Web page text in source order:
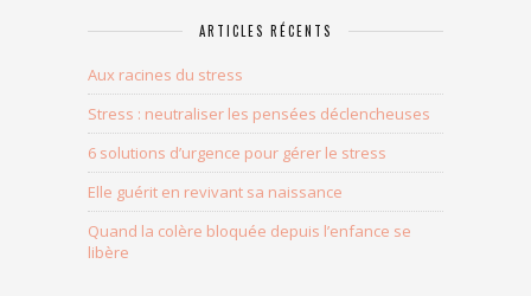
ARTICLES RÉCENTS
Aux racines du stress
Stress : neutraliser les pensées déclencheuses
6 solutions d’urgence pour gérer le stress
Elle guérit en revivant sa naissance
Quand la colère bloquée depuis l’enfance se
libère